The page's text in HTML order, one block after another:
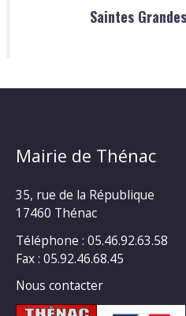
Saintes
Mairie de Thénac
35, rue de la République
17460 Thénac
Téléphone : 05.46.92.63.58
Fax : 05.92.46.68.45
Nous contacter